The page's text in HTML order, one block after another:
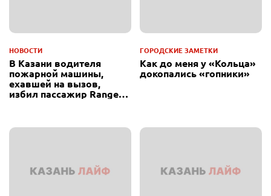
НОВОСТИ
В Казани водителя
пожарной машины,
ехавшей на вызов,
избил пассажир Range
ГОРОДСКИЕ ЗАМЕТКИ
Как до меня у «Кольца»
докопались «гопники»